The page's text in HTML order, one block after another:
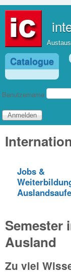
Catalogue
Benutzername
Jobs &
Semester
Ausland
Zu viel